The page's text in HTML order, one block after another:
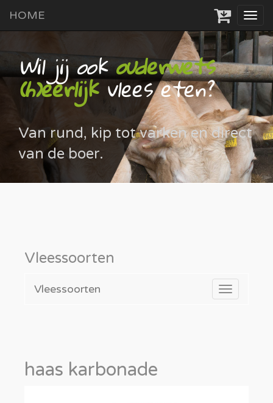
HOME
Wil jij ookouderwets
(h)eerlijkvlees eten?
Van rund, kip tot varken en direct
van de boer.
Vleessoorten
Toggle
Vleessoorten
haas karbonade